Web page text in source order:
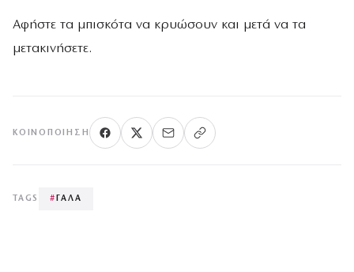
Αφήστε τα μπισκότα να κρυώσουν και μετά να τα
μετακινήσετε.
ΚΟΙΝΟΠΟΊΗΣΗ
TAGS # ΓΑΛΑ